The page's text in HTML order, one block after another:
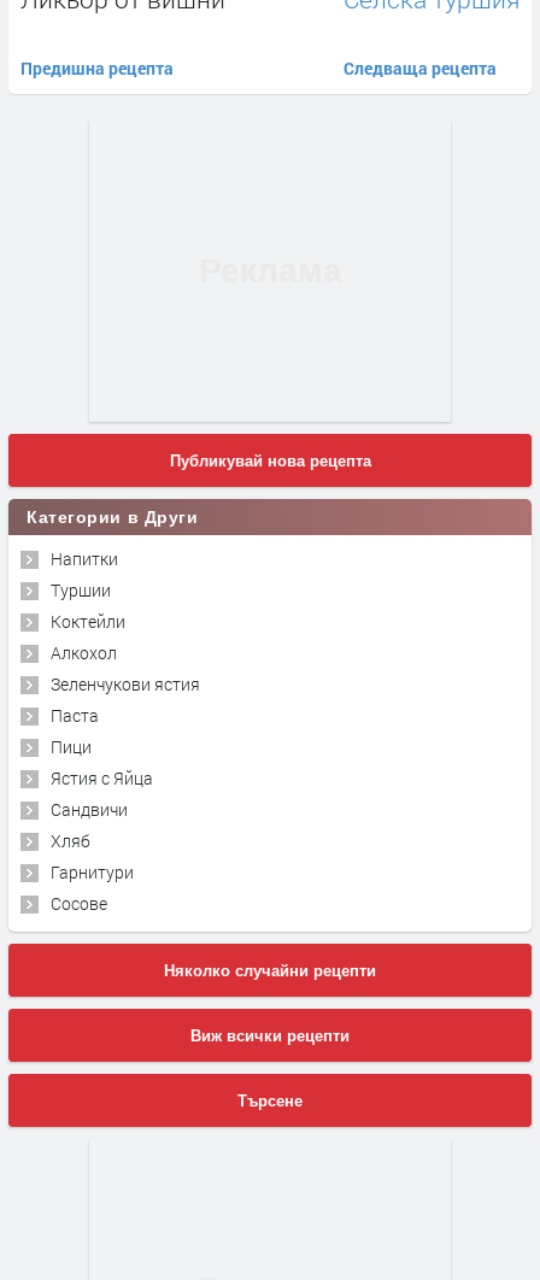
Предишна рецепта Следваща рецепта
Публикувай нова рецепта
Категории в Други
Напитки
Туршии
Коктейли
Алкохол
Зеленчукови ястия
Паста
Пици
Ястия с Яйца
Сандвичи
Хляб
Гарнитури
Сосове
Няколко случайни рецепти
Виж всички рецепти
Търсене